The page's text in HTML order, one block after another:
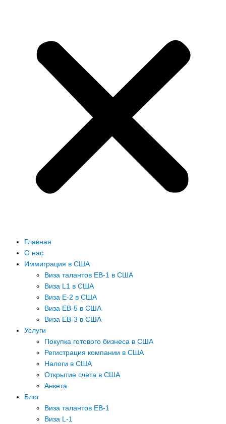
Главная
О нас
Иммиграция в США
Виза талантов EB-1 в США
Виза L1 в США
Виза E-2 в США
Виза EB-5 в США
Виза EB-3 в США
Услуги
Покупка готового бизнеса в США
Регистрация компании в США
Налоги в США
Открытие счета в США
Анкета
Блог
Виза талантов EB-1
Виза L-1